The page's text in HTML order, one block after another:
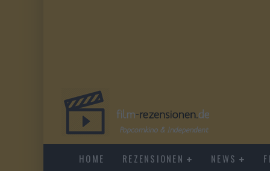
HOME REZENSIONEN NEWS